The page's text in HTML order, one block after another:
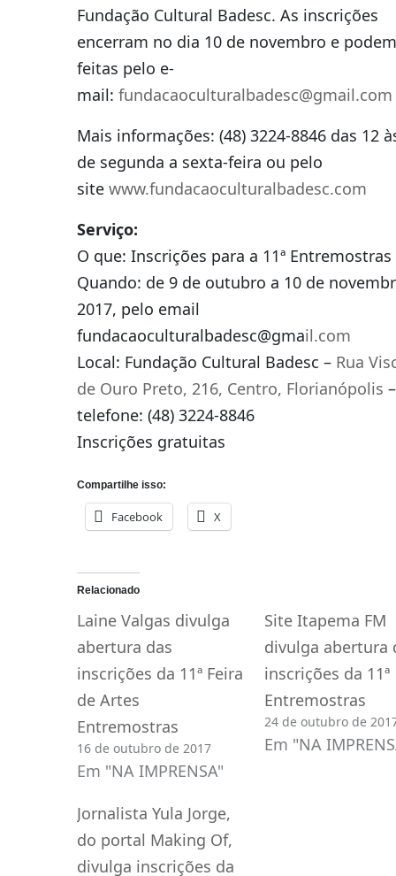
Fundação Cultural Badesc. As inscrições
encerram no dia 10 de novembro e
feitas pelo e-
mail: fundacaoculturalbadesc@gmail.com
Mais informações: (48) 3224-8846 das 12
de segunda a sexta-feira ou pelo
site www.fundacaoculturalbadesc.com
Serviço:
O que: Inscrições para a 11ª Entremostras
Quando: de 9 de outubro a 10 de
2017, pelo email
fundacaoculturalbadesc@gmail.com
Local: Fundação Cultural Badesc – Rua
de Ouro Preto, 216, Centro, Florianópolis –
telefone: (48) 3224-8846
Inscrições gratuitas
Compartilhe isso:
Facebook X
Relacionado
Laine Valgas divulga
abertura das
inscrições da 11ª Feira
de Artes
Entremostras
16 de outubro de 2017
Em "NA IMPRENSA"
Site Itapema FM
divulga abertura
inscrições da 11ª
Entremostras
24 de outubro de
Em "NA
Jornalista Yula Jorge,
do portal Making Of,
divulga inscrições da